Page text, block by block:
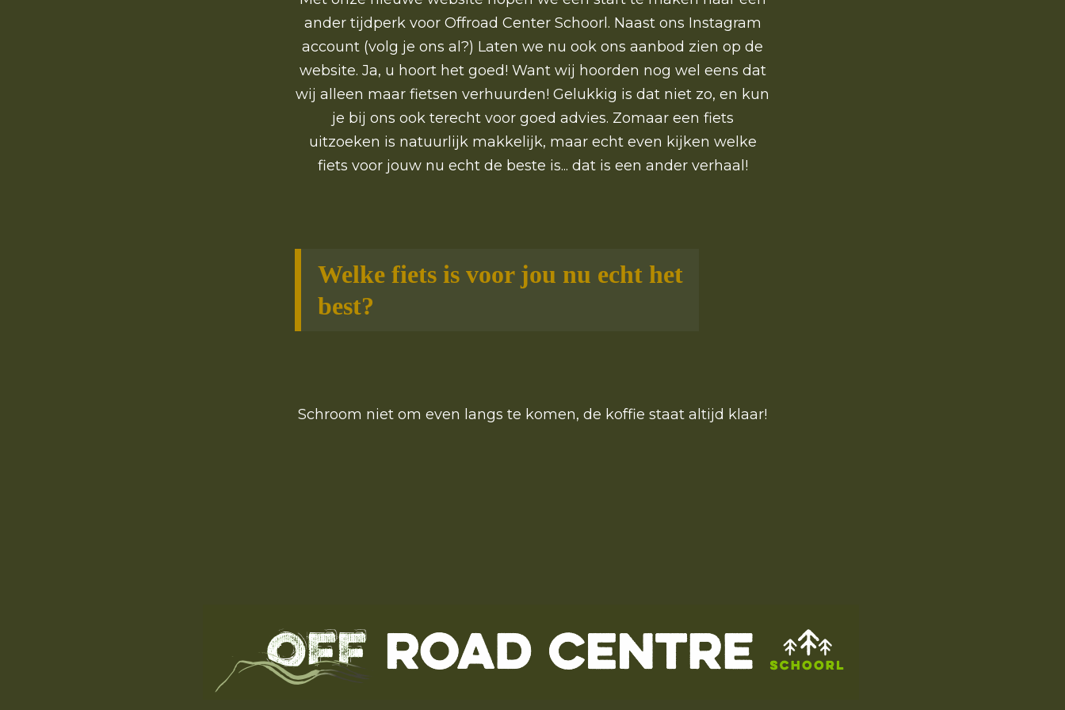
ander tijdperk voor Offroad Center Schoorl. Naast ons Instagram
account (volg je ons al?) Laten we nu ook ons aanbod zien op de
website. Ja, u hoort het goed! Want wij hoorden nog wel eens dat
wij alleen maar fietsen verhuurden! Gelukkig is dat niet zo, en kun
je bij ons ook terecht voor goed advies. Zomaar een fiets
uitzoeken is natuurlijk makkelijk, maar echt even kijken welke
fiets voor jouw nu echt de beste is... dat is een ander verhaal!
Welke fiets is voor jou nu echt het
best?
Schroom niet om even langs te komen, de koffie staat altijd klaar!